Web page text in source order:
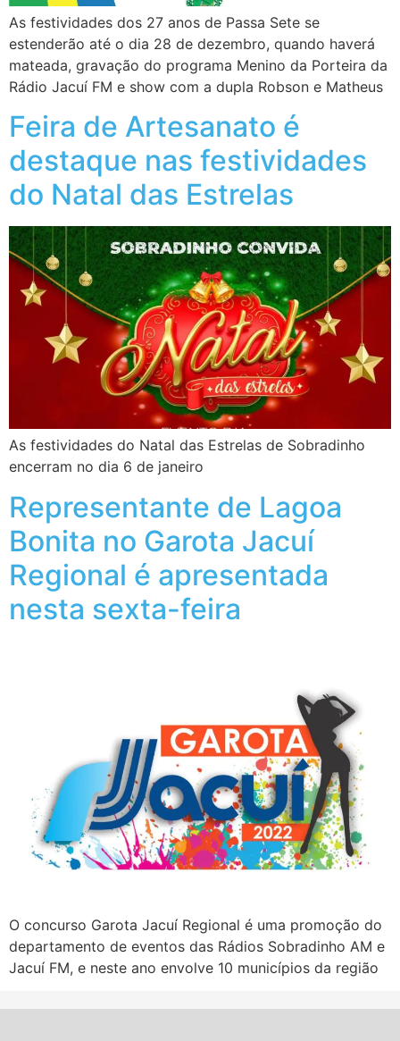
As festividades dos 27 anos de Passa Sete se
estenderão até o dia 28 de dezembro, quando haverá
mateada, gravação do programa Menino da Porteira da
Rádio Jacuí FM e show com a dupla Robson e Matheus
Feira de Artesanato é
destaque nas festividades
do Natal das Estrelas
As festividades do Natal das Estrelas de Sobradinho
encerram no dia 6 de janeiro
Representante de Lagoa
Bonita no Garota Jacuí
Regional é apresentada
nesta sexta-feira
O concurso Garota Jacuí Regional é uma promoção do
departamento de eventos das Rádios Sobradinho AM e
Jacuí FM, e neste ano envolve 10 municípios da região